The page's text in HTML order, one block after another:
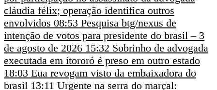
cláudia félix; operação identifica outros
envolvidos 08:53 Pesquisa btg/nexus de
intenção de votos para presidente do brasil – 3
de agosto de 2026 15:32 Sobrinho de advogada
executada em itororó é preso em outro estado
18:03 Eua revogam visto da embaixadora do
brasil 13:11 Urgente na serra do marçal: